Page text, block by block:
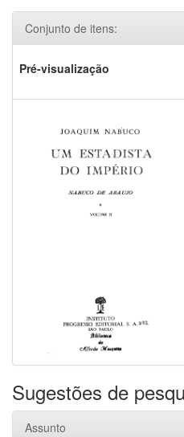
Conjunto de itens:
Pré-visualização
Sugestões de
Assunto